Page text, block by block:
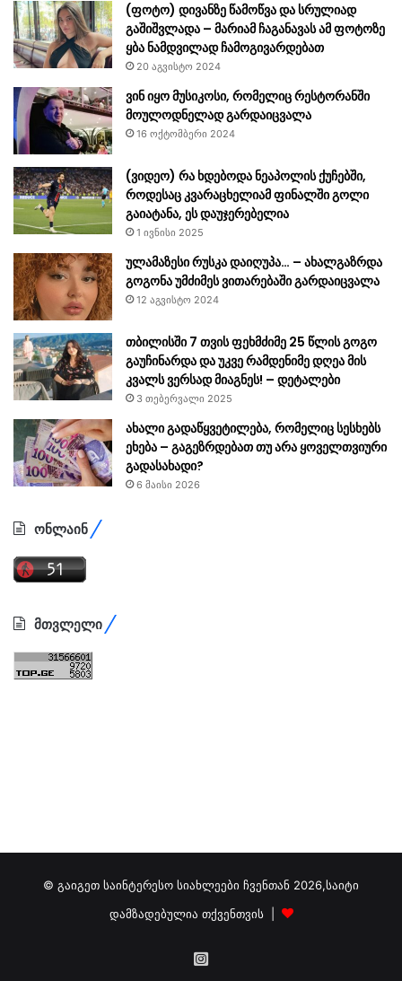
(ფოტო) დივანზე წამოწვა და სრულიად
გაშიშვლადა – მარიამ ჩაგანავას ამ ფოტოზე
ყბა ნამდვილად ჩამოგივარდებათ
20 აგვისტო 2024
ვინ იყო მუსიკოსი, რომელიც რესტორანში
მოულოდნელად გარდაიცვალა
16 ოქტომბერი 2024
(ვიდეო) რა ხდებოდა ნეაპოლის ქუჩებში,
როდესაც კვარაცხელიამ ფინალში გოლი
გაიატანა, ეს დაუჯერებელია
1 ივნისი 2025
ულამაზესი რუსკა დაიღუპა… – ახალგაზრდა
გოგონა უმძიმეს ვითარებაში გარდაიცვალა
12 აგვისტო 2024
თბილისში 7 თვის ფეხმძიმე 25 წლის გოგო
გაუჩინარდა და უკვე რამდენიმე დღეა მის
კვალს ვერსად მიაგნეს! – დეტალები
3 თებერვალი 2025
ახალი გადაწყვეტილება, რომელიც სესხებს
ეხება – გაგეზრდებათ თუ არა ყოველთვიური
გადასახადი?
6 მაისი 2026
ონლაინ
მთვლელი
© გაიგეთ საინტერესო სიახლეები ჩვენთან 2026,საიტი
დამზადებულია თქვენთვის |
გამოგვიწერეთ